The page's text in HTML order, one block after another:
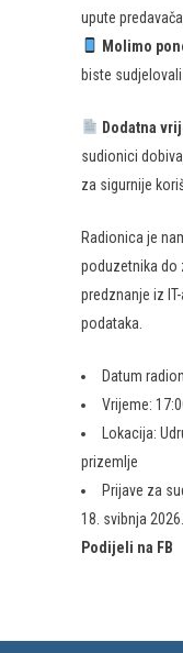
upute
Molimo
biste
Dodatna
sudionici
za sigurnije
Radionica je
poduzetnika do
predznanje iz
podataka.
Datum
Vrijeme:
Lokacija:
prizemlje
Prijave za
18. svibnja 2026.
Podijeli na FB